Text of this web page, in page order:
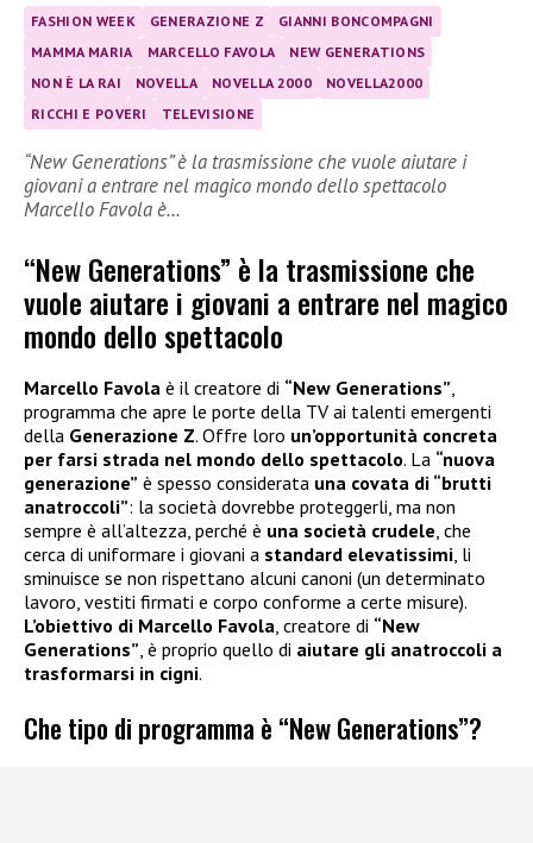
FASHION WEEK GENERAZIONE Z
GIANNI BONCOMPAGNI
MAMMA MARIA
MARCELLO FAVOLA
NEW GENERATIONS
NON È LA RAI
NOVELLA NOVELLA 2000
NOVELLA2000
RICCHI E POVERI
TELEVISIONE
“New Generations” è la trasmissione che vuole aiutare i
giovani a entrare nel magico mondo dello spettacolo
Marcello Favola è…
“New Generations” è la trasmissione che
vuole aiutare i giovani a entrare nel magico
mondo dello spettacolo
Marcello Favola è il creatore di “New Generations”,
programma che apre le porte della TV ai talenti emergenti
della Generazione Z. Offre loro un’opportunità concreta
per farsi strada nel mondo dello spettacolo. La “nuova
generazione” è spesso considerata una covata di “brutti
anatroccoli”: la società dovrebbe proteggerli, ma non
sempre è all’altezza, perché è una società crudele, che
cerca di uniformare i giovani a standard elevatissimi, li
sminuisce se non rispettano alcuni canoni (un determinato
lavoro, vestiti firmati e corpo conforme a certe misure).
L’obiettivo di Marcello Favola, creatore di “New
Generations”, è proprio quello di aiutare gli anatroccoli a
trasformarsi in cigni.
Che tipo di programma è “New Generations”?